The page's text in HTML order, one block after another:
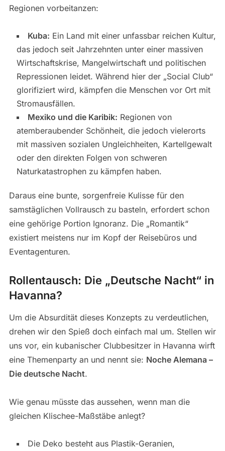
Regionen vorbeitanzen:
Kuba: Ein Land mit einer unfassbar reichen Kultur,
das jedoch seit Jahrzehnten unter einer massiven
Wirtschaftskrise, Mangelwirtschaft und politischen
Repressionen leidet. Während hier der „Social Club“
glorifiziert wird, kämpfen die Menschen vor Ort mit
Stromausfällen.
Mexiko und die Karibik: Regionen von
atemberaubender Schönheit, die jedoch vielerorts
mit massiven sozialen Ungleichheiten, Kartellgewalt
oder den direkten Folgen von schweren
Naturkatastrophen zu kämpfen haben.
Daraus eine bunte, sorgenfreie Kulisse für den
samstäglichen Vollrausch zu basteln, erfordert schon
eine gehörige Portion Ignoranz. Die „Romantik“
existiert meistens nur im Kopf der Reisebüros und
Eventagenturen.
Rollentausch: Die „Deutsche Nacht“ in
Havanna?
Um die Absurdität dieses Konzepts zu verdeutlichen,
drehen wir den Spieß doch einfach mal um. Stellen wir
uns vor, ein kubanischer Clubbesitzer in Havanna wirft
eine Themenparty an und nennt sie: Noche Alemana –
Die deutsche Nacht.
Wie genau müsste das aussehen, wenn man die
gleichen Klischee-Maßstäbe anlegt?
Die Deko besteht aus Plastik-Geranien,